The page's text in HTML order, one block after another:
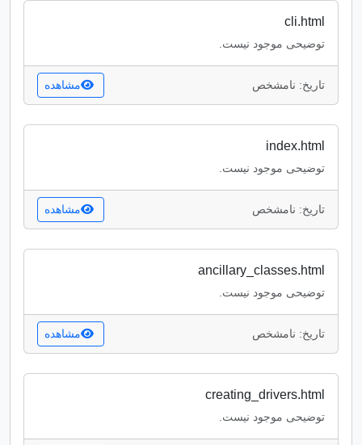
cli.html
توضیحی موجود نیست.
تاریخ: نامشخص مشاهده
index.html
توضیحی موجود نیست.
تاریخ: نامشخص مشاهده
ancillary_classes.html
توضیحی موجود نیست.
تاریخ: نامشخص مشاهده
creating_drivers.html
توضیحی موجود نیست.